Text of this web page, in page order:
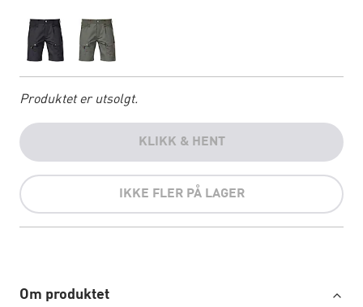
Produktet er utsolgt.
KLIKK & HENT
IKKE FLER PÅ LAGER
Om produktet